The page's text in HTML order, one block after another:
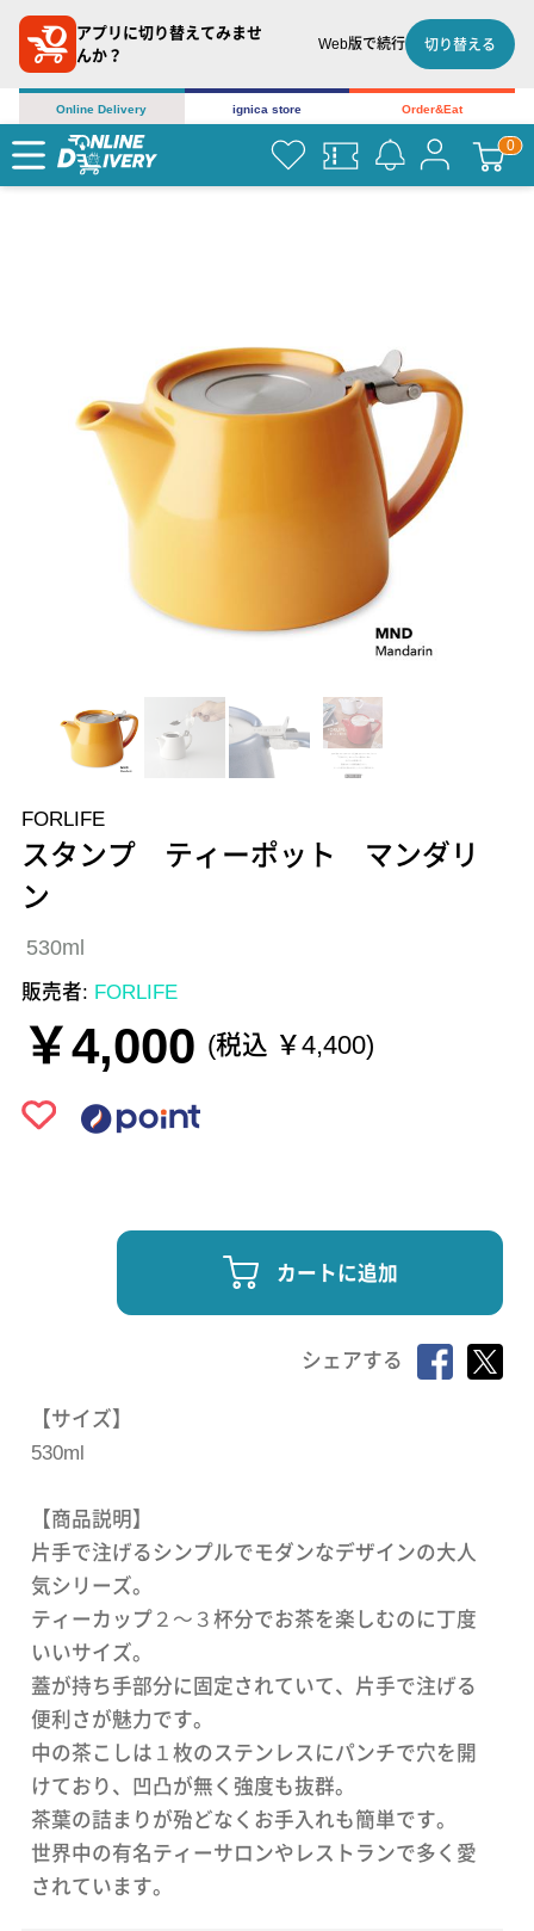
アプリに切り替えてみませ
んか？
Web版で続行 切り替える
Online Delivery ignica store Order&Eat
FORLIFE
スタンプ ティーポット マンダリ
ン
530ml
販売者: FORLIFE
￥4,000 (税込 ￥4,400)
カートに追加
シェアする
【サイズ】
530ml
【商品説明】
片手で注げるシンプルでモダンなデザインの大人
気シリーズ。
ティーカップ２～３杯分でお茶を楽しむのに丁度
いいサイズ。
蓋が持ち手部分に固定されていて、片手で注げる
便利さが魅力です。
中の茶こしは１枚のステンレスにパンチで穴を開
けており、凹凸が無く強度も抜群。
茶葉の詰まりが殆どなくお手入れも簡単です。
世界中の有名ティーサロンやレストランで多く愛
されています。